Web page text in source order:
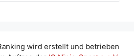
wird erstellt und betrieben